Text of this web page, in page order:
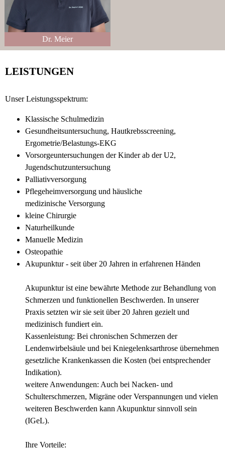
Dr. Meier
LEISTUNGEN
Unser Leistungsspektrum:
Klassische Schulmedizin
Gesundheitsuntersuchung, Hautkrebsscreening,
Ergometrie/Belastungs-EKG
Vorsorgeuntersuchungen der Kinder ab der U2,
Jugendschutzuntersuchung
Palliativversorgung
Pflegeheimversorgung und häusliche
medizinische Versorgung
kleine Chirurgie
Naturheilkunde
Manuelle Medizin
Osteopathie
Akupunktur - seit über 20 Jahren in erfahrenen Händen
Akupunktur ist eine bewährte Methode zur Behandlung von
Schmerzen und funktionellen Beschwerden. In unserer
Praxis setzten wir sie seit über 20 Jahren gezielt und
medizinisch fundiert ein.
Kassenleistung: Bei chronischen Schmerzen der
Lendenwirbelsäule und bei Kniegelenksarthrose übernehmen
gesetzliche Krankenkassen die Kosten (bei entsprechender
Indikation).
weitere Anwendungen: Auch bei Nacken- und
Schulterschmerzen, Migräne oder Verspannungen und vielen
weiteren Beschwerden kann Akupunktur sinnvoll sein
(IGeL).
Ihre Vorteile: